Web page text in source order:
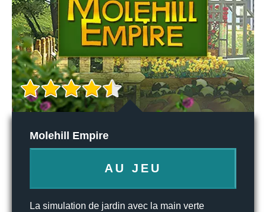
Molehill Empire
AU JEU
La simulation de jardin avec la main verte